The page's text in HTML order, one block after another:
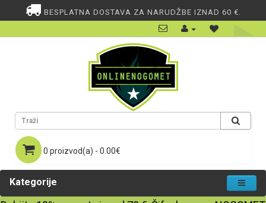
BESPLATNA DOSTAVA ZA NARUDŽBE IZNAD 60 €.
0 proizvod(a) - 0.00€
Kategorije